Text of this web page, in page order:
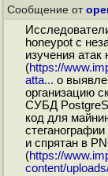
Сообщение от
honeypot с
изучения
(https://
atta... о
организацию
СУБД
код для
стеганографии
и спрятан в
(https://
content/